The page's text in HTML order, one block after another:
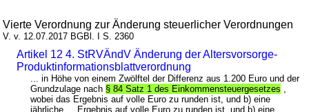
Vierte Verordnung zur Änderung steuerlicher Verordnungen
V. v. 12.07.2017 BGBl. I S. 2360
Artikel 12 4. StRVÄndV Änderung der Altersvorsorge-
Produktinformationsblattverordnung
... in Höhe von einem Zwölftel der Differenz aus 1.200 Euro und der
Grundzulage nach § 84 Satz 1 des Einkommensteuergesetzes
wobei das Ergebnis auf volle Euro zu runden ist, und b) eine
jährliche ... Ergebnis auf volle Euro zu runden ist, und b) eine